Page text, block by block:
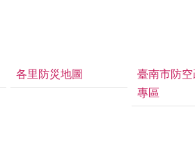
各里防災地圖
臺南市防
專區